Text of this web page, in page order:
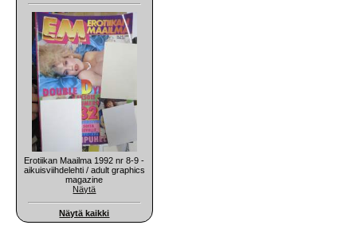
Erotiikan Maailma 1992 nr 8-9 -
aikuisviihdelehti / adult graphics
magazine
Näytä
Näytä kaikki